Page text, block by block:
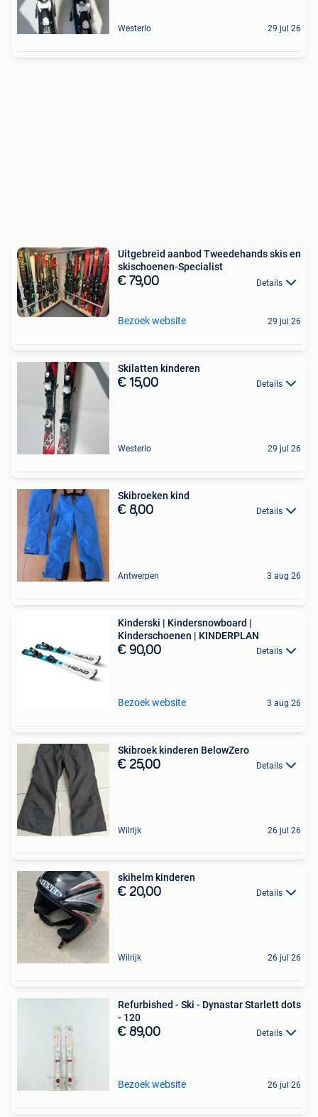
Westerlo 29 jul 26
Uitgebreid aanbod Tweedehands skis en
skischoenen-Specialist
€ 79,00 Details
Bezoek website 29 jul 26
Skilatten kinderen
€ 15,00 Details
Westerlo 29 jul 26
Skibroeken kind
€ 8,00 Details
Antwerpen 3 aug 26
Kinderski | Kindersnowboard |
Kinderschoenen | KINDERPLAN
€ 90,00 Details
Bezoek website 3 aug 26
Skibroek kinderen BelowZero
€ 25,00 Details
Wilrijk 26 jul 26
skihelm kinderen
€ 20,00 Details
Wilrijk 26 jul 26
Refurbished - Ski - Dynastar Starlett dots
- 120
€ 89,00 Details
Bezoek website 26 jul 26